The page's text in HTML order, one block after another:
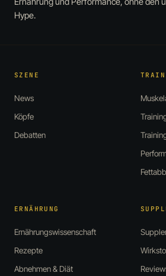
Hype.
SZENE
News
Köpfe
Debatten
ERNÄHRUNG
Ernährungswissenschaft
Rezepte
Abnehmen & Diät